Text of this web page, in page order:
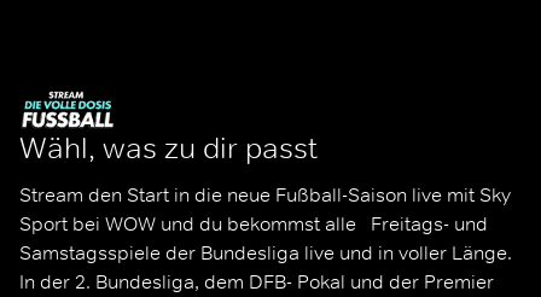
Wähl, was zu dir passt
Stream den Start in die neue Fußball-Saison live mit Sky
Sport bei WOW und du bekommst alle   Freitags- und
Samstagsspiele der Bundesliga live und in voller Länge.
In der 2. Bundesliga, dem DFB- Pokal und der Premier